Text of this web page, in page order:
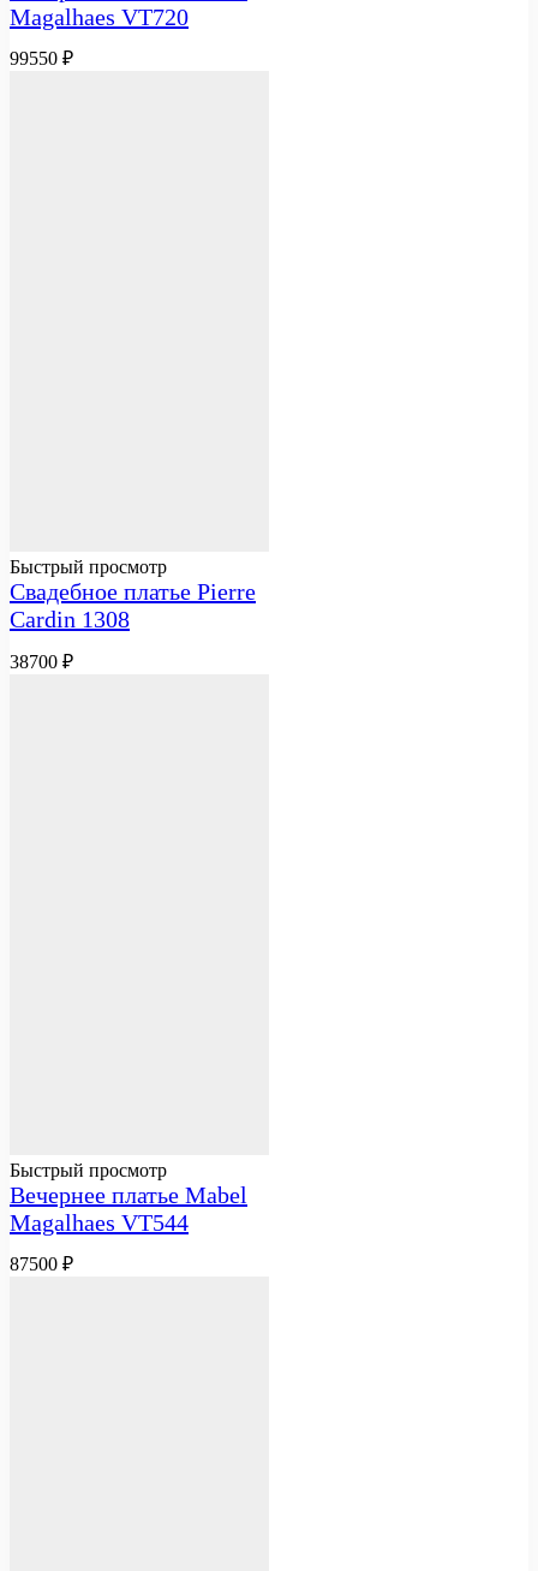
Magalhaes VT720
99550 ₽
Быстрый просмотр
Свадебное платье Pierre
Cardin 1308
38700 ₽
Быстрый просмотр
Вечернее платье Mabel
Magalhaes VT544
87500 ₽